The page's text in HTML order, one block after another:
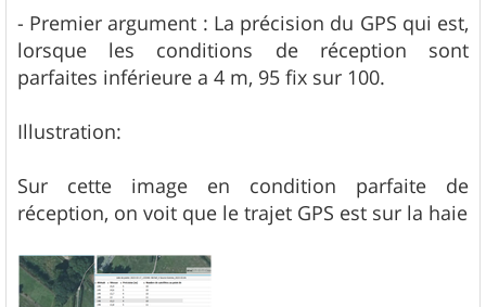
- Premier argument : La précision du GPS qui est,
lorsque les conditions de réception sont
parfaites inférieure a 4 m, 95 fix sur 100.
Illustration:
Sur cette image en condition parfaite de
réception, on voit que le trajet GPS est sur la haie